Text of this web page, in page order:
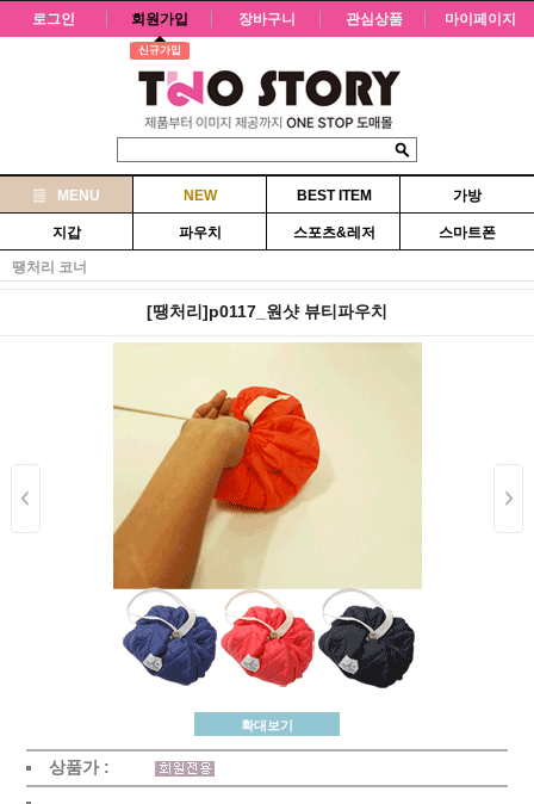
로그인 회원가입
신규가입
장바구니 관심상품 마이페이지
MENU NEW BEST ITEM 가방
지갑 파우치 스포츠&레저 스마트폰
땡처리 코너
[땡처리]p0117_원샷 뷰티파우치
확대보기
상품가 :